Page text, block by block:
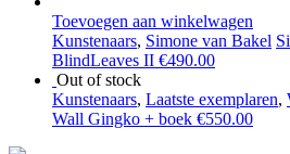
Toevoegen aan winkelwagen
Kunstenaars, Simone van Bakel
BlindLeaves II €490.00
Out of stock
Kunstenaars, Laatste exemplaren,
Wall Gingko + boek €550.00